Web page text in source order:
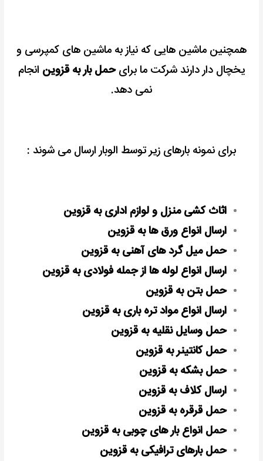
همچنین ماشین هایی که نیاز به ماشین های کمپرسی و
یخچال دار دارند شرکت ما برایحمل بار به قزوین انجام
نمی دهد.
برای نمونه بارهای زیر توسط الوبار ارسال می شوند :
اثاث کشی منزل و لوازم اداری به قزوین
ارسال انواع ورق ها به قزوین
حمل میل گرد های آهنی به قزوین
ارسال انواع لوله ها از جمله فولادی به قزوین
حمل بتن به قزوین
ارسال انواع مواد تره باری به قزوین
حمل وسایل نقلیه به قزوین
حمل کانتینر به قزوین
حمل بشکه به قزوین
ارسال کلاف به قزوین
حمل قرقره به قزوین
حمل انواع بار های چوبی به قزوین
حمل بارهای ترافیکی به قزوین